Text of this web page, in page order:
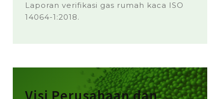
Laporan verifikasi gas rumah kaca ISO
14064-1:2018.
Visi Perusahaan dan